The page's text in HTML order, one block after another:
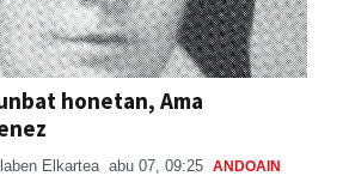
honetan, Ama
Elkartea abu 07, 09:25 ANDOAIN